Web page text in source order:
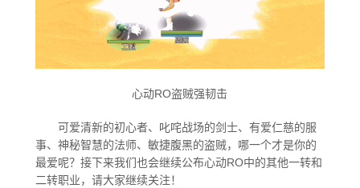
心动RO盗贼强韧击
可爱清新的初心者、叱咤战场的剑士、有爱仁慈的服
事、神秘智慧的法师、敏捷腹黑的盗贼，哪一个才是你的
最爱呢？接下来我们也会继续公布心动RO中的其他一转和
二转职业，请大家继续关注！